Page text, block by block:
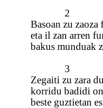
2
Basoan zu zaoza
eta il zan arren
bakus munduak
3
Zegaiti zu zara
korridu badidi
beste guztietan